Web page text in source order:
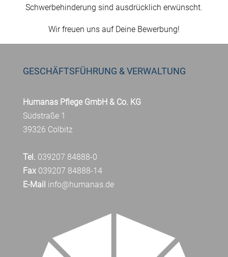
Schwerbehinderung sind ausdrücklich erwünscht.
Wir freuen uns auf Deine Bewerbung!
GESCHÄFTSFÜHRUNG & VERWALTUNG
Humanas Pflege GmbH & Co. KG
Südstraße 1
39326 Colbitz
Tel. 039207 84888-0
Fax039207 84888-14
E-Mail info@humanas.de